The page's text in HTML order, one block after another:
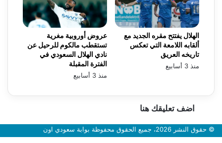
عروض أوروبية مغرية
تستقطب مالكوم للرحيل عن
نادي الهلال السعودي في
الفترة المقبلة
منذ 3 أسابيع
الهلال يفتتح مقره الجديد مع
ألقابه اللامعة التي تعكس
تاريخه العريق
منذ 3 أسابيع
اضف تعليقك هنا
© حقوق النشر 2026، جميع الحقوق محفوظة بوابة سعودي اون